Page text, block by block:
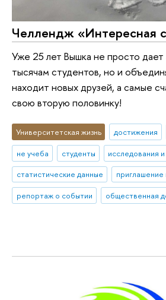
Челлендж «Интересная
Уже 25 лет Вышка не просто
тысячам студентов, но и
находит новых друзей, а самые
свою вторую половинку!
Университетская жизнь достижения
не учеба
студенты
исследования
статистические данные
приглашение
репортаж о событии
общественная